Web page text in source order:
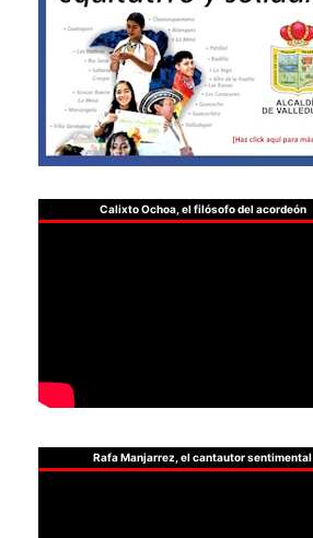
Calixto Ochoa, el filósofo del acordeón
Rafa Manjarrez, el cantautor sentimental